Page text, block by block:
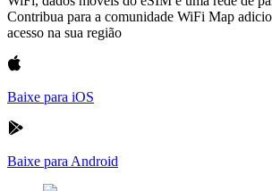
Contribua para a comunidade WiFi Map
acesso na sua região
Baixe para iOS
Baixe para Android